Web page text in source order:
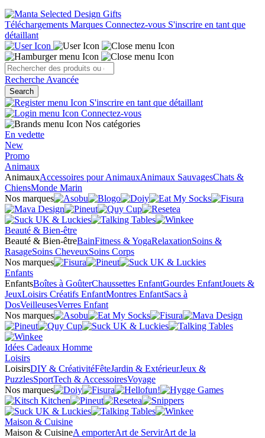
Téléchargements Marques Connectez-vous S'inscrire en tant que
détaillant
Recherche Avancée
Search
S'inscrire en tant que détaillant
Connectez-vous
Nos catégories
En vedette
New
Promo
Animaux
AnimauxAccessoires pour AnimauxAnimaux SauvagesChats &
ChiensMonde Marin
Nos marques
Beauté & Bien-être
Beauté & Bien-êtreBainFitness & YogaRelaxationSoins &
RasageSoins CheveuxSoins Corps
Nos marques
Enfants
EnfantsBoîtes à GoûterChaussettes EnfantGourdes EnfantJouets &
JeuxLoisirs Créatifs EnfantMontres EnfantSacs à
DosVeilleusesVerres Enfant
Nos marques
Idées Cadeaux Homme
Loisirs
LoisirsDIY & CréativitéFêteJardin & ExtérieurJeux &
PuzzlesSportTech & AccessoiresVoyage
Nos marques
Maison & Cuisine
Maison & CuisineA emporterArt de ServirArt de la